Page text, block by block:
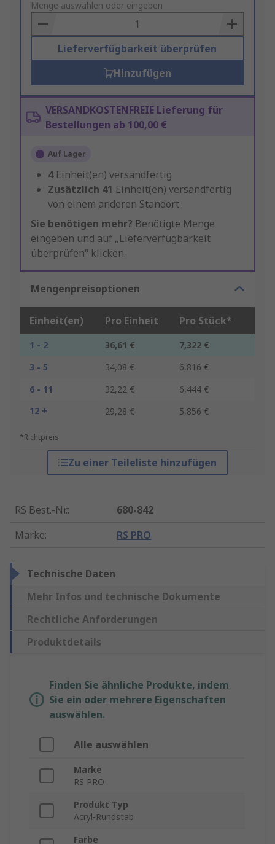
to
Basket
Menge auswählen oder eingeben
Lieferverfügbarkeit überprüfen
Hinzufügen
VERSANDKOSTENFREIE Lieferung für
Bestellungen ab 100,00 €
Auf Lager
4 Einheit(en) versandfertig
Zusätzlich 41 Einheit(en) versandfertig
von einem anderen Standort
Sie benötigen mehr? Benötigte Menge
eingeben und auf „Lieferverfügbarkeit
überprüfen“ klicken.
Mengenpreisoptionen
Einheit(en) Pro Einheit Pro Stück*
1 - 2 36,61 €
7,322 €
3 - 5
34,08 €
6,816 €
6 - 11
32,22 €
6,444 €
12 +
29,28 € 5,856 €
*Richtpreis
Zu einer Teileliste hinzufügen
RS Best.-Nr.:
680-842
Marke: RS PRO
Technische Daten
Mehr Infos und technische Dokumente
Rechtliche Anforderungen
Produktdetails
Finden Sie ähnliche Produkte, indem
Sie ein oder mehrere Eigenschaften
auswählen.
Alle auswählen
Marke
RS PRO
Produkt Typ
Acryl-Rundstab
Farbe